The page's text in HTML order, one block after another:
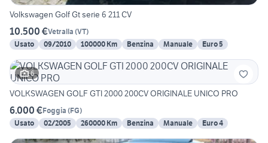
Volkswagen Golf Gt serie 6 211 CV
10.500 €Vetralla (VT)
Usato
09/2010 100000 Km Benzina Manuale Euro 5
6
VOLKSWAGEN GOLF GTI 2000 200CV ORIGINALE UNICO PRO
6.000 €Foggia (FG)
Usato
02/2005 260000 Km Benzina Manuale Euro 4